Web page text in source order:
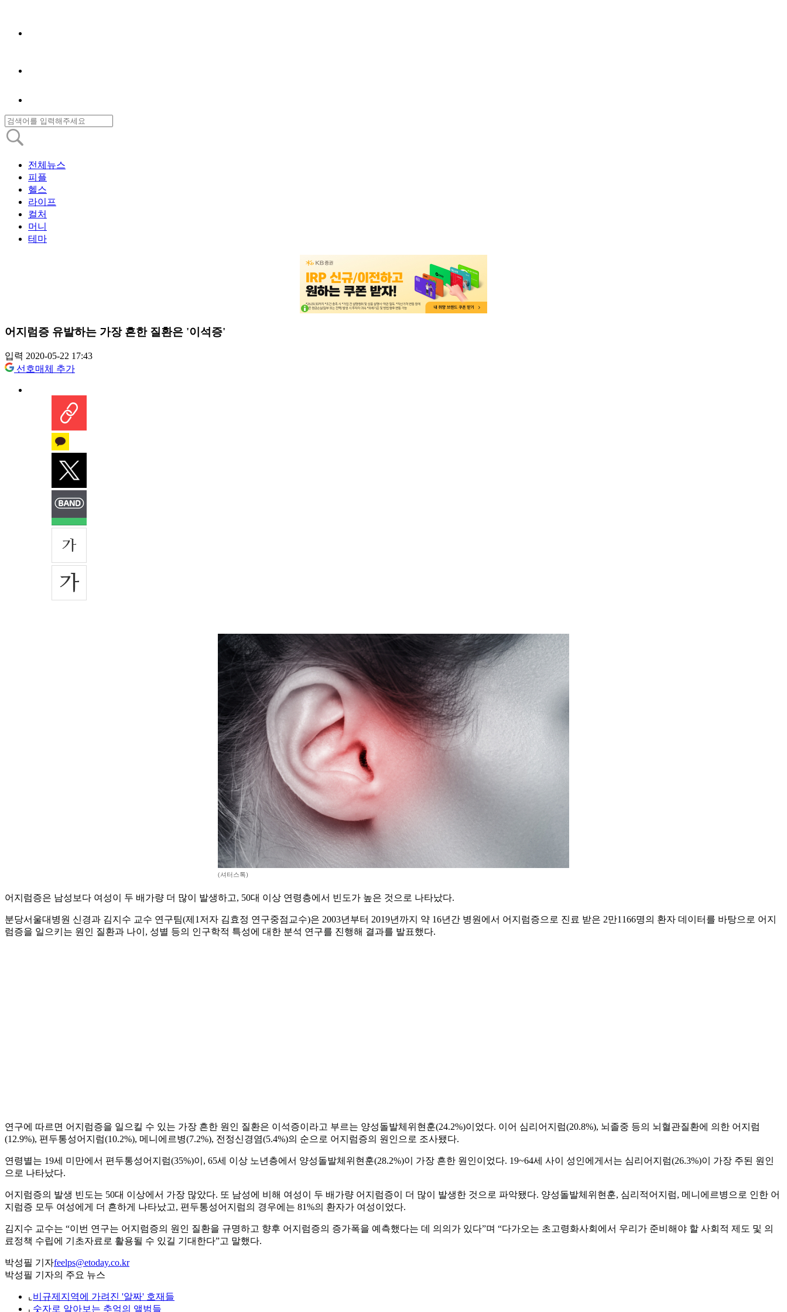
전체뉴스
피플
헬스
라이프
컬처
머니
테마
어지럼증 유발하는 가장 흔한 질환은 '이석증'
입력 2020-05-22 17:43
선호매체 추가
(셔터스톡)
어지럼증은 남성보다 여성이 두 배가량 더 많이 발생하고, 50대 이상 연령층에서 빈도가 높은 것으로 나타났다.
분당서울대병원 신경과 김지수 교수 연구팀(제1저자 김효정 연구중점교수)은 2003년부터 2019년까지 약 16년간 병원에서 어지럼증으로 진료 받은 2만1166명의 환자 데이터를 바탕으로 어지
럼증을 일으키는 원인 질환과 나이, 성별 등의 인구학적 특성에 대한 분석 연구를 진행해 결과를 발표했다.
연구에 따르면 어지럼증을 일으킬 수 있는 가장 흔한 원인 질환은 이석증이라고 부르는 양성돌발체위현훈(24.2%)이었다. 이어 심리어지럼(20.8%), 뇌졸중 등의 뇌혈관질환에 의한 어지럼
(12.9%), 편두통성어지럼(10.2%), 메니에르병(7.2%), 전정신경염(5.4%)의 순으로 어지럼증의 원인으로 조사됐다.
연령별는 19세 미만에서 편두통성어지럼(35%)이, 65세 이상 노년층에서 양성돌발체위현훈(28.2%)이 가장 흔한 원인이었다. 19~64세 사이 성인에게서는 심리어지럼(26.3%)이 가장 주된 원인
으로 나타났다.
어지럼증의 발생 빈도는 50대 이상에서 가장 많았다. 또 남성에 비해 여성이 두 배가량 어지럼증이 더 많이 발생한 것으로 파악됐다. 양성돌발체위현훈, 심리적어지럼, 메니에르병으로 인한 어
지럼증 모두 여성에게 더 흔하게 나타났고, 편두통성어지럼의 경우에는 81%의 환자가 여성이었다.
김지수 교수는 “이번 연구는 어지럼증의 원인 질환을 규명하고 향후 어지럼증의 증가폭을 예측했다는 데 의의가 있다”며 “다가오는 초고령화사회에서 우리가 준비해야 할 사회적 제도 및 의
료정책 수립에 기초자료로 활용될 수 있길 기대한다”고 말했다.
박성필 기자feelps@etoday.co.kr
박성필 기자의 주요 뉴스
⌞ 비규제지역에 가려진 '알짜' 호재들
⌞ 숫자로 알아보는 추억의 앨범들